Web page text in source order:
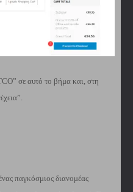
σε αυτό το βήμα και, στη
παγκόσμιος διανομέας